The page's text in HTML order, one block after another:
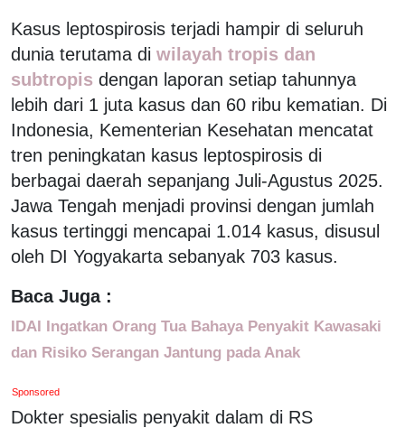
Kasus leptospirosis terjadi hampir di seluruh
dunia terutama di wilayah tropis dan
subtropis dengan laporan setiap tahunnya
lebih dari 1 juta kasus dan 60 ribu kematian. Di
Indonesia, Kementerian Kesehatan mencatat
tren peningkatan kasus leptospirosis di
berbagai daerah sepanjang Juli-Agustus 2025.
Jawa Tengah menjadi provinsi dengan jumlah
kasus tertinggi mencapai 1.014 kasus, disusul
oleh DI Yogyakarta sebanyak 703 kasus.
Baca Juga :
IDAI Ingatkan Orang Tua Bahaya Penyakit Kawasaki
dan Risiko Serangan Jantung pada Anak
Sponsored
Dokter spesialis penyakit dalam di RS